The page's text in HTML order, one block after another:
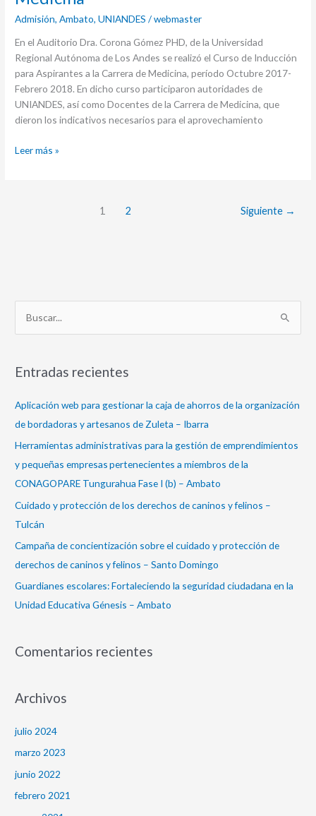
Admisión,Ambato,UNIANDES /webmaster
En el Auditorio Dra. Corona Gómez PHD, de la Universidad
Regional Autónoma de Los Andes se realizó el Curso de Inducción
para Aspirantes a la Carrera de Medicina, período Octubre 2017-
Febrero 2018. En dicho curso participaron autoridades de
UNIANDES, así como Docentes de la Carrera de Medicina, que
dieron los indicativos necesarios para el aprovechamiento
reciben
de
inducción
–
Carrera
Medicina
Leer más »
1 2 Siguiente →
c
r
Entradas recientes
Aplicación web para gestionar la caja de ahorros de la organización
de bordadoras y artesanos de Zuleta – Ibarra
Herramientas administrativas para la gestión de emprendimientos
y pequeñas empresas pertenecientes a miembros de la
CONAGOPARE Tungurahua Fase I (b) – Ambato
Cuidado y protección de los derechos de caninos y felinos –
Tulcán
Campaña de concientización sobre el cuidado y protección de
derechos de caninos y felinos – Santo Domingo
Guardianes escolares: Fortaleciendo la seguridad ciudadana en la
Unidad Educativa Génesis – Ambato
Comentarios recientes
Archivos
julio 2024
marzo 2023
junio 2022
febrero 2021